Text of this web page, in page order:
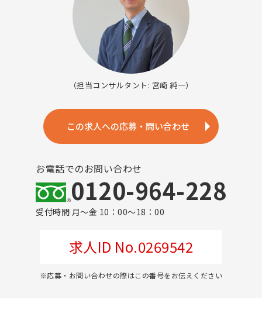
（担当コンサルタント: 宮崎 純一）
この求人への応募・問い合わせ
お電話でのお問い合わせ
0120-964-228
受付時間 月～金 10：00～18：00
求人ID No.0269542
※応募・お問い合わせの際はこの番号をお伝えください